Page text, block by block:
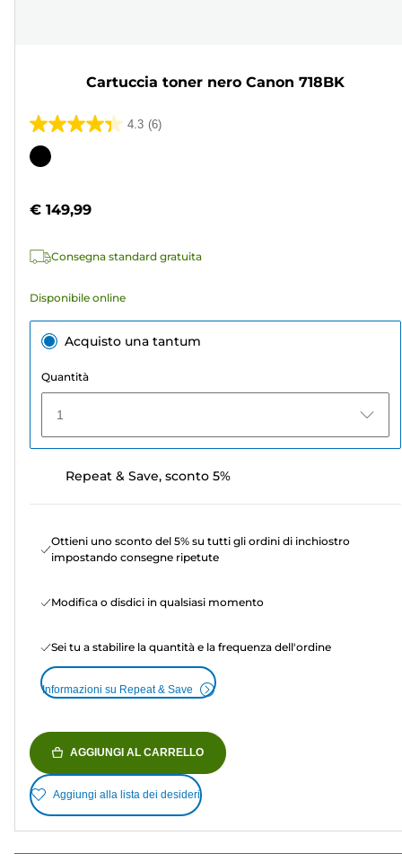
Cartuccia toner nero Canon 718BK
4.3 (6)
4.3
su
6
Cartuccia
€ 149,99
Consegna standard gratuita
Disponibile online
Acquisto una tantum
Quantità
1
Repeat & Save, sconto 5%
Ottieni uno sconto del 5% su tutti gli ordini di inchiostro
impostando consegne ripetute
Modifica o disdici in qualsiasi momento
Sei tu a stabilire la quantità e la frequenza dell'ordine
Informazioni su Repeat & Save
AGGIUNGI AL CARRELLO
Aggiungi alla lista dei desideri